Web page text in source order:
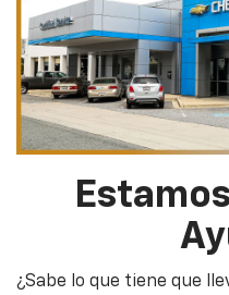
¿Sabe lo que tiene que